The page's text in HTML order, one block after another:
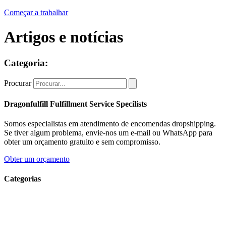
Começar a trabalhar
Artigos e notícias
Categoria:
Procurar
Dragonfulfill Fulfillment Service Specilists
Somos especialistas em atendimento de encomendas dropshipping.
Se tiver algum problema, envie-nos um e-mail ou WhatsApp para
obter um orçamento gratuito e sem compromisso.
Obter um orçamento
Categorias